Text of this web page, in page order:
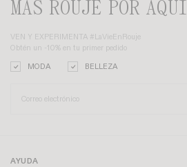
MÁS ROUJE POR AQUÍ
VEN Y EXPERIMENTA #LaVieEnRouje
Obtén un -10% en tu primer pedido
MODA BELLEZA
AYUDA